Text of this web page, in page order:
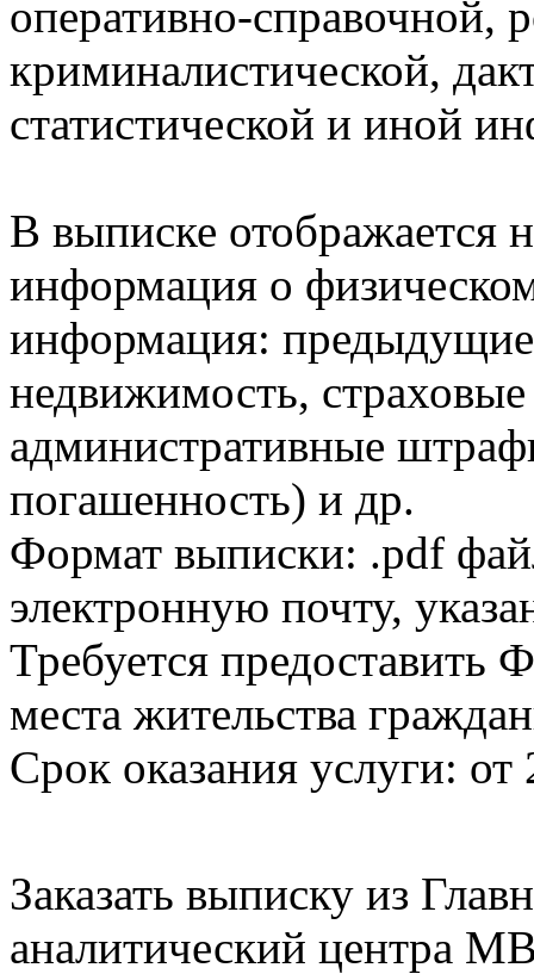
оперативно-справочной,
криминалистической,
статистической и иной
В выписке отображается
информация о
информация:
недвижимость,
административные
погашенность) и др.
Формат выписки: .pdf
электронную почту,
Требуется
места жительства
Срок оказания услуги: от
Заказать выписку из
аналитический центра